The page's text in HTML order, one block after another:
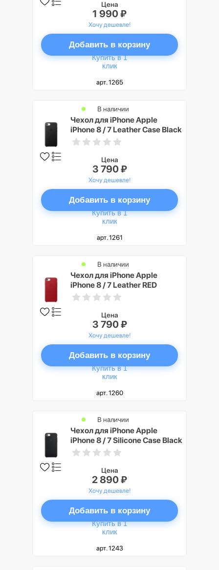
Цена
1 990 ₽
Хочу дешевле!
Добавить в корзину
Купить в 1
клик
арт. 1265
Чехол для iPhone Apple
iPhone 8 / 7 Leather Case Black
В наличии
Цена
3 790 ₽
Хочу дешевле!
Добавить в корзину
Купить в 1
клик
арт. 1261
Чехол для iPhone Apple
iPhone 8 / 7 Leather RED
В наличии
Цена
3 790 ₽
Хочу дешевле!
Добавить в корзину
Купить в 1
клик
арт. 1260
Чехол для iPhone Apple
iPhone 8 / 7 Silicone Case Black
В наличии
Цена
2 890 ₽
Хочу дешевле!
Добавить в корзину
Купить в 1
клик
арт. 1243